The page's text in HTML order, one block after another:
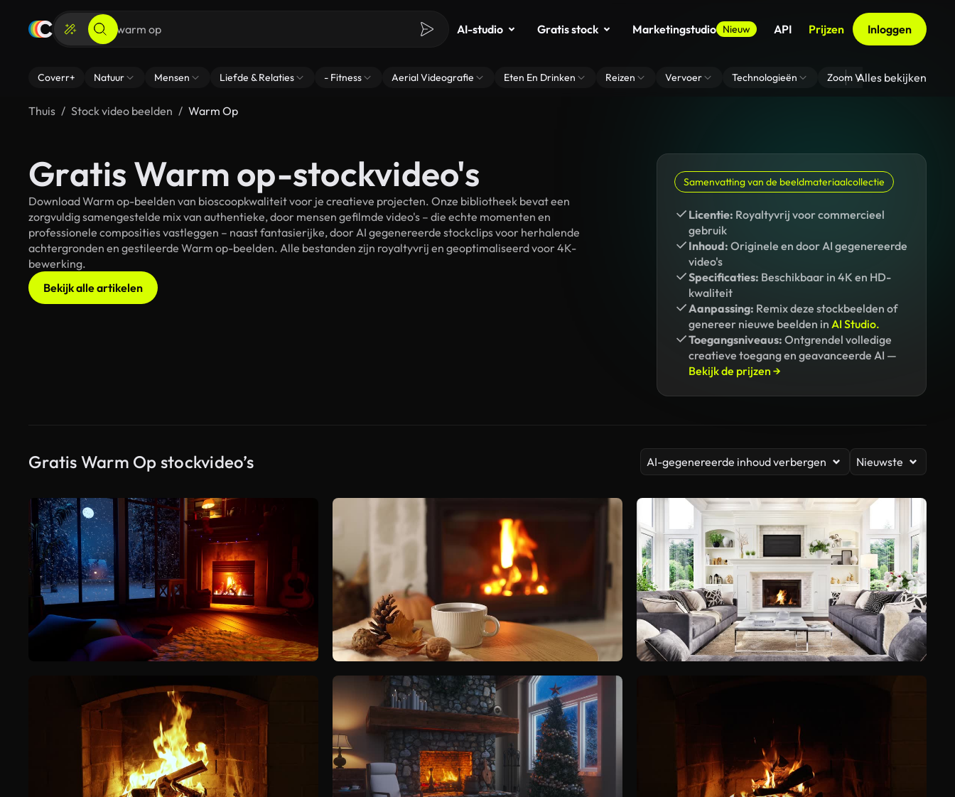
AI-studio Gratis stock Marketingstudio Nieuw API Prijzen Inloggen
Coverr+ Natuur Mensen Liefde & Relaties - Fitness Aerial Videografie Eten En Drinken Reizen Vervoer Technologieën Zoom Virtuele
Alles bekijken
Thuis Stock video beelden Warm Op
Gratis Warm op-stockvideo's
Download Warm op-beelden van bioscoopkwaliteit voor je creatieve projecten. Onze bibliotheek bevat een
zorgvuldig samengestelde mix van authentieke, door mensen gefilmde video's – die echte momenten en
professionele composities vastleggen – naast fantasierijke, door AI gegenereerde stockclips voor herhalende
achtergronden en gestileerde Warm op-beelden. Alle bestanden zijn royaltyvrij en geoptimaliseerd voor 4K-
bewerking.
Bekijk alle artikelen
Samenvatting van de beeldmateriaalcollectie
Licentie: Royaltyvrij voor commercieel
gebruik
Inhoud: Originele en door AI gegenereerde
video's
Specificaties: Beschikbaar in 4K en HD-
kwaliteit
Aanpassing: Remix deze stockbeelden of
genereer nieuwe beelden in AI Studio.
Toegangsniveaus: Ontgrendel volledige
creatieve toegang en geavanceerde AI —
Bekijk de prijzen →
Gratis Warm Op stockvideo’s AI-gegenereerde inhoud verbergen Nieuwste